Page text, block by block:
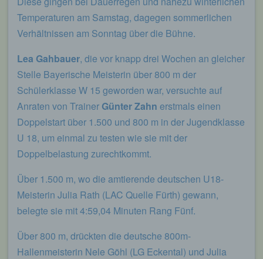
Temperaturen am Samstag, dagegen sommerlichen
Verhältnissen am Sonntag über die Bühne.
Lea Gahbauer, die vor knapp drei Wochen an gleicher
Stelle Bayerische Meisterin über 800 m der
Schülerklasse W 15 geworden war, versuchte auf
Anraten von TrainerGünter Zahn erstmals einen
Doppelstart über 1.500 und 800 m in der Jugendklasse
U 18, um einmal zu testen wie sie mit der
Doppelbelastung zurechtkommt.
Über 1.500 m, wo die amtierende deutschen U18-
Meisterin Julia Rath (LAC Quelle Fürth) gewann,
belegte sie mit 4:59,04 Minuten Rang Fünf.
Über 800 m, drückten die deutsche 800m-
Hallenmeisterin Nele Göhl (LG Eckental) und Julia